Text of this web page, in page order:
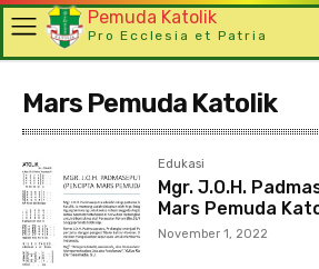
Pemuda Katolik
Pro Ecclesia et Patria
Mars Pemuda Katolik
Edukasi
Mgr. J.O.H.
Mars Pemuda
November 1, 2022